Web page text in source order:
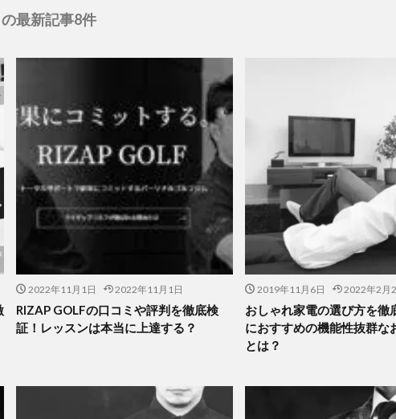
の最新記事8件
2022年11月1日 2022年11月1日
RIZAP GOLFの口コミや評判を徹底検
証！レッスンは本当に上達する？
2019年11月6日 2022年2月
おしゃれ家電の選び方を徹
におすすめの機能性抜群な
とは？